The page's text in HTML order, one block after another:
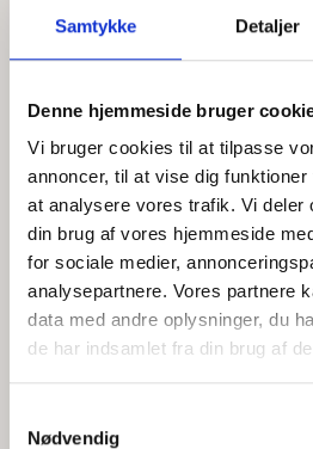
Samtykke Detaljer
Denne hjemmeside bruger
Vi bruger cookies til at tilpasse
annoncer, til at vise dig
at analysere vores trafik. Vi deler
din brug af vores hjemmeside
for sociale medier,
analysepartnere. Vores partnere
data med andre oplysninger, du
de har indsamlet fra din brug af
Nødvendig
Efternavn
Jeg accepterer behandlingen af
henhold tilprivatlivspolitikken